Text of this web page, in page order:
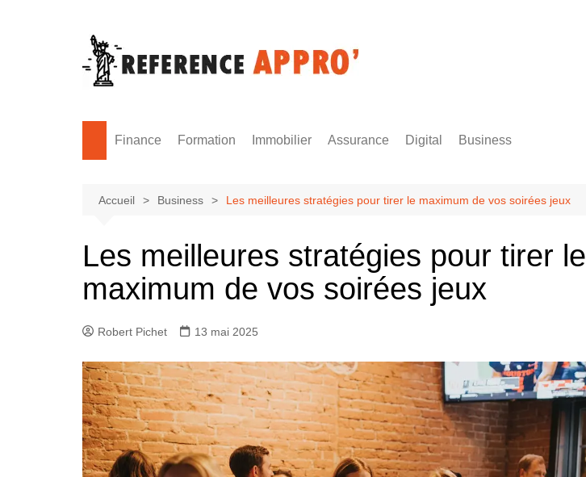
Finance Formation Immobilier Assurance Digital Business
Accueil Business Les meilleures stratégies pour tirer le maximum de vos soirées jeux
Les meilleures stratégies pour tirer le
maximum de vos soirées jeux
Robert Pichet 13 mai 2025